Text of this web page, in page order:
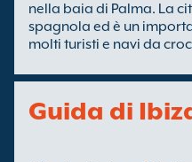
nella baia di Palma. La
spagnola ed è un
molti turisti e navi da
Guida di